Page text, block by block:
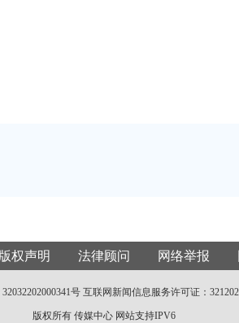
版权声明 法律顾问 网络举报
号 互联网新闻信息服务许可证：
版权所有 传媒中心 网站支持IPV6